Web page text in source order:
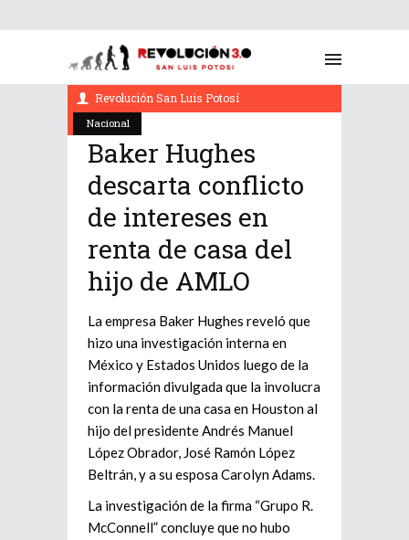
Nacional
febrero 22, 2022
Revolución San Luis Potosí
Baker Hughes
descarta conflicto
de intereses en
renta de casa del
hijo de AMLO
La empresa Baker Hughes reveló que
hizo una investigación interna en
México y Estados Unidos luego de la
información divulgada que la involucra
con la renta de una casa en Houston al
hijo del presidente Andrés Manuel
López Obrador, José Ramón López
Beltrán, y a su esposa Carolyn Adams.
La investigación de la firma “Grupo R.
McConnell” concluye que no hubo